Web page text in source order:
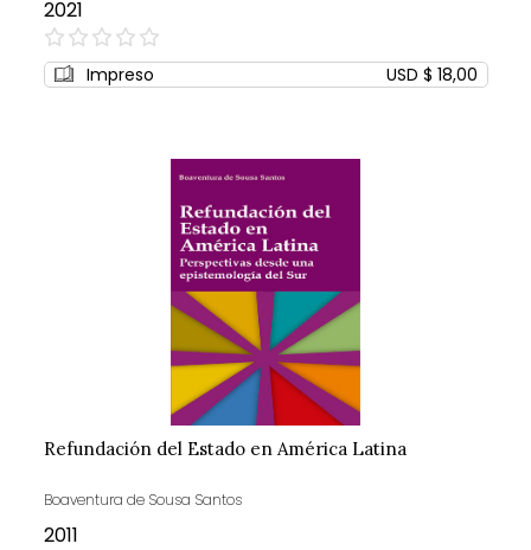
2021
0%
Impreso USD $ 18,00
Refundación del Estado en América Latina
Boaventura de Sousa Santos
2011